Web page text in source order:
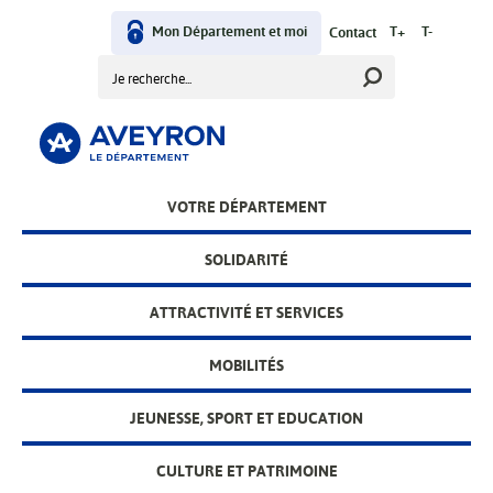
menu
Mon Département et moi Contact T+ T-
VOTRE DÉPARTEMENT
SOLIDARITÉ
ATTRACTIVITÉ ET SERVICES
MOBILITÉS
JEUNESSE, SPORT ET EDUCATION
CULTURE ET PATRIMOINE